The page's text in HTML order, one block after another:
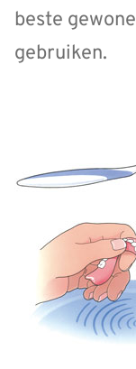
beste
gebruiken.